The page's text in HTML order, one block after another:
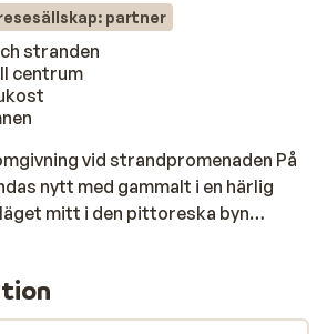
partner
stranden
centrum
vid strandpromenaden På
nytt med gammalt i en härlig
mitt i den pittoreska byn
den fina klapperstensstranden.
la carte-restaurang. När du vill
några minuters promenad till den